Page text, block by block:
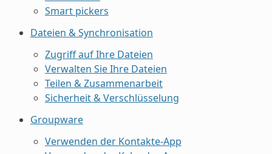
Smart pickers
Dateien & Synchronisation
Zugriff auf Ihre Dateien
Verwalten Sie Ihre Dateien
Teilen & Zusammenarbeit
Sicherheit & Verschlüsselung
Groupware
Verwenden der Kontakte-App